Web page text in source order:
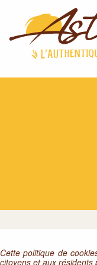
Cette politique de
citoyens et aux résidents